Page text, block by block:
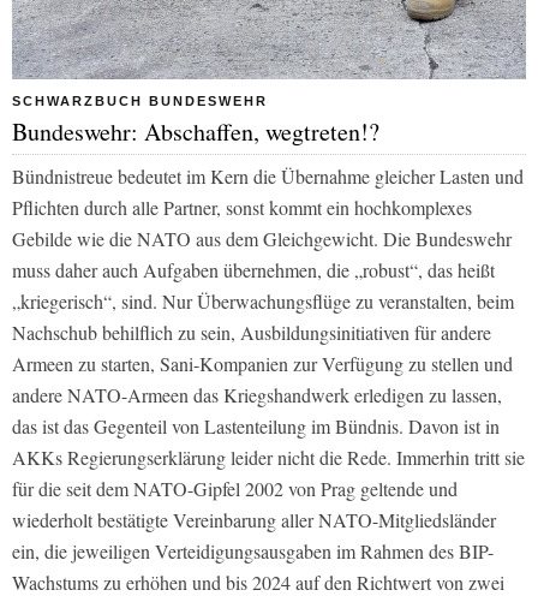
SCHWARZBUCH BUNDESWEHR
Bundeswehr: Abschaffen, wegtreten!?
Bündnistreue bedeutet im Kern die Übernahme gleicher Lasten und
Pflichten durch alle Partner, sonst kommt ein hochkomplexes
Gebilde wie die NATO aus dem Gleichgewicht. Die Bundeswehr
muss daher auch Aufgaben übernehmen, die „robust“, das heißt
„kriegerisch“, sind. Nur Überwachungsflüge zu veranstalten, beim
Nachschub behilflich zu sein, Ausbildungsinitiativen für andere
Armeen zu starten, Sani-Kompanien zur Verfügung zu stellen und
andere NATO-Armeen das Kriegshandwerk erledigen zu lassen,
das ist das Gegenteil von Lastenteilung im Bündnis. Davon ist in
AKKs Regierungserklärung leider nicht die Rede. Immerhin tritt sie
für die seit dem NATO-Gipfel 2002 von Prag geltende und
wiederholt bestätigte Vereinbarung aller NATO-Mitgliedsländer
ein, die jeweiligen Verteidigungsausgaben im Rahmen des BIP-
Wachstums zu erhöhen und bis 2024 auf den Richtwert von zwei